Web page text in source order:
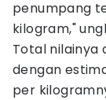
penumpang
kilogram,"
Total nilainya
dengan
per